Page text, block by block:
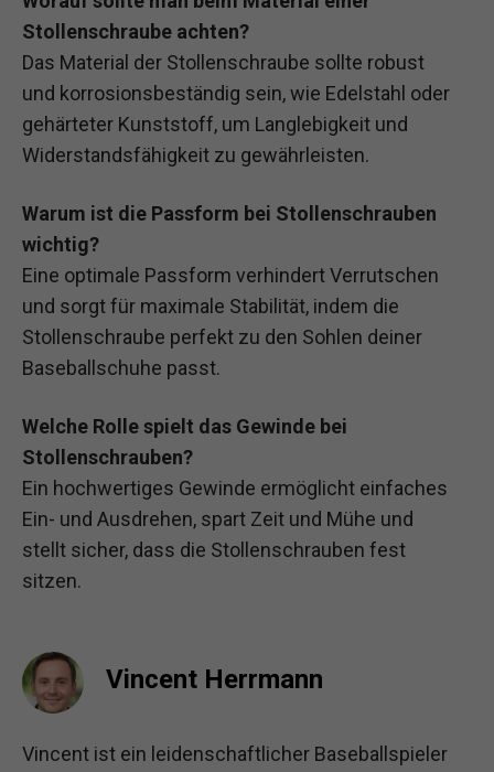
Stollenschraube achten?
Das Material der Stollenschraube sollte robust
und korrosionsbeständig sein, wie Edelstahl oder
gehärteter Kunststoff, um Langlebigkeit und
Widerstandsfähigkeit zu gewährleisten.
Warum ist die Passform bei Stollenschrauben
wichtig?
Eine optimale Passform verhindert Verrutschen
und sorgt für maximale Stabilität, indem die
Stollenschraube perfekt zu den Sohlen deiner
Baseballschuhe passt.
Welche Rolle spielt das Gewinde bei
Stollenschrauben?
Ein hochwertiges Gewinde ermöglicht einfaches
Ein- und Ausdrehen, spart Zeit und Mühe und
stellt sicher, dass die Stollenschrauben fest
sitzen.
Vincent Herrmann
Vincent ist ein leidenschaftlicher Baseballspieler